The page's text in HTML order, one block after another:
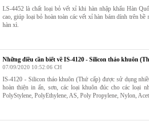
LS-4452 là chất loại bỏ vết xỉ khi hàn nhập khẩu Hàn
cao, giúp loại bỏ hoàn toàn các vết xỉ hàn bám dính trên bề
hàn xì.
Những điều cần biết về IS-4120 - Silicon tháo khuôn
07/09/2020 10:52:06 CH
IS-4120 - Silicon tháo khuôn (Thứ cấp) được sử dụng
hoàn thiện in ấn, sơn, các loại khuôn đúc cho các loại
PolyStylene, PolyEthylene, AS, Poly Propylene, Nylon,